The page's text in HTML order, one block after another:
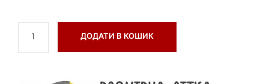
ДОДАТИ В КОШИК